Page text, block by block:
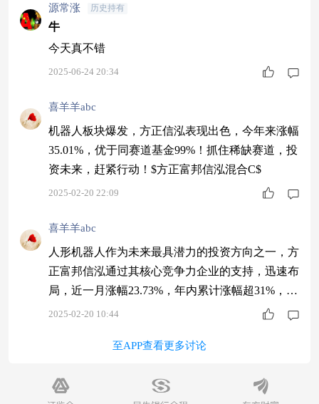
元#
源常涨 历史持有
牛
今天真不错
2025-06-24 20:34
喜羊羊abc
机器人板块爆发，方正信泓表现出色，今年来涨幅
35.01%，优于同赛道基金99%！抓住稀缺赛道，投
资未来，赶紧行动！$方正富邦信泓混合C$
2025-02-20 22:09
喜羊羊abc
人形机器人作为未来最具潜力的投资方向之一，方
正富邦信泓通过其核心竞争力企业的支持，迅速布
局，近一月涨幅23.73%，年内累计涨幅超31%，前
景看好。$方正富邦信泓混合C$
2025-02-20 10:44
至APP查看更多讨论